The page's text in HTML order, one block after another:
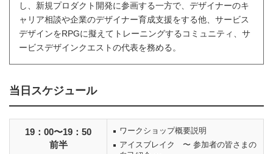
し、新規プロダクト開発に参画する一方で、デザイナーのキ
ャリア相談や企業のデザイナー育成支援をする他、サービス
デザインをRPGに擬えてトレーニングするコミュニティ、サ
ービスデザインクエストの代表を務める。
当日スケジュール
19：00〜19：50
前半
ワークショップ概要説明
アイスブレイク 〜 参加者の皆さまの